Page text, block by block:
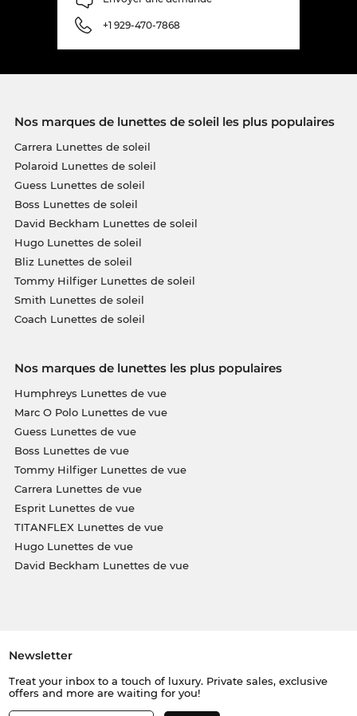
+1 929-470-7868
Nos marques de lunettes de soleil les plus populaires
Carrera Lunettes de soleil
Polaroid Lunettes de soleil
Guess Lunettes de soleil
Boss Lunettes de soleil
David Beckham Lunettes de soleil
Hugo Lunettes de soleil
Bliz Lunettes de soleil
Tommy Hilfiger Lunettes de soleil
Smith Lunettes de soleil
Coach Lunettes de soleil
Nos marques de lunettes les plus populaires
Humphreys Lunettes de vue
Marc O Polo Lunettes de vue
Guess Lunettes de vue
Boss Lunettes de vue
Tommy Hilfiger Lunettes de vue
Carrera Lunettes de vue
Esprit Lunettes de vue
TITANFLEX Lunettes de vue
Hugo Lunettes de vue
David Beckham Lunettes de vue
Newsletter
Treat your inbox to a touch of luxury. Private sales, exclusive
offers and more are waiting for you!